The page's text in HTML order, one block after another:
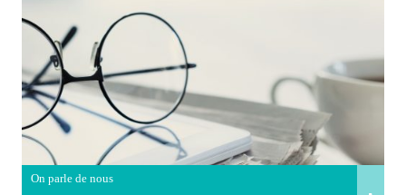
On parle de nous